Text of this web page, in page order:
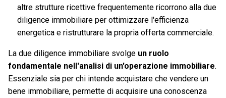
altre strutture ricettive frequentemente ricorrono alla due
diligence immobiliare per ottimizzare l'efficienza
energetica e ristrutturare la propria offerta commerciale.
La due diligence immobiliare svolge un ruolo
fondamentale nell'analisi di un'operazione immobiliare.
Essenziale sia per chi intende acquistare che vendere un
bene immobiliare, permette di acquisire una conoscenza